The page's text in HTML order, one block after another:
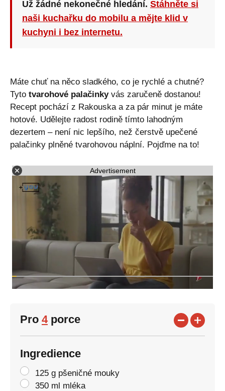
Už žádné nekonečné hledání. Stáhněte si
naši kuchařku do mobilu a mějte klid v
kuchyni i bez internetu.
Máte chuť na něco sladkého, co je rychlé a chutné?
Tyto tvarohové palačinkyvás zaručeně dostanou!
Recept pochází z Rakouska a za pár minut je máte
hotové. Udělejte radost rodině tímto lahodným
dezertem – není nic lepšího, než čerstvě upečené
palačinky plněné tvarohovou náplní. Pojďme na to!
Advertisement
Pro 4porce
Ingredience
125 g pšeničné mouky
350 ml mléka